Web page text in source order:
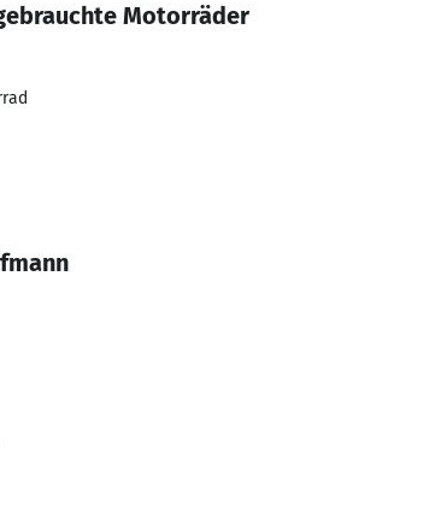
Motorräder